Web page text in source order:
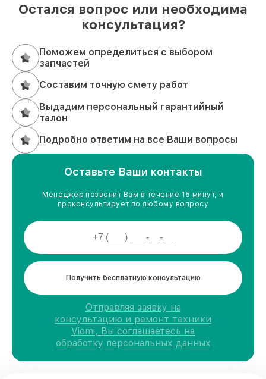
Остался вопрос или необходима
консультация?
Поможем определиться с выбором
запчастей
Составим точную смету работ
Выдадим персональный гарантийный
талон
Подробно ответим на все Ваши вопросы
Оставьте Ваши контакты
Менеджер позвонит Вам в течение 15 минут, и
проконсультирует по любому вопросу
Получить бесплатную консультацию
Отправляя заявку на
консультацию и ремонт техники
Viomi, Вы соглашаетесь на
обработку персональных данных